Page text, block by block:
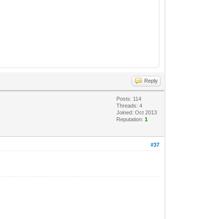
Reply
Posts: 114
Threads: 4
Joined: Oct 2013
Reputation:1
#37